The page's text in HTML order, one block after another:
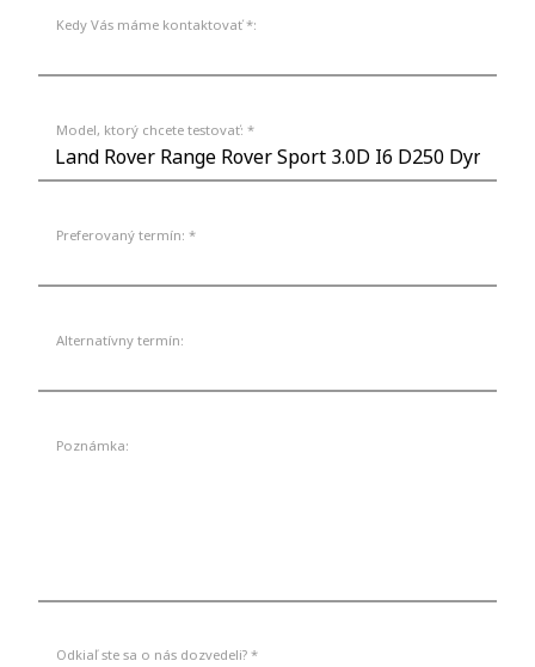
Kedy Vás máme kontaktovať *:
Model, ktorý chcete testovať: *
Preferovaný termín: *
Alternatívny termín:
Poznámka:
Odkiaľ ste sa o nás dozvedeli? *